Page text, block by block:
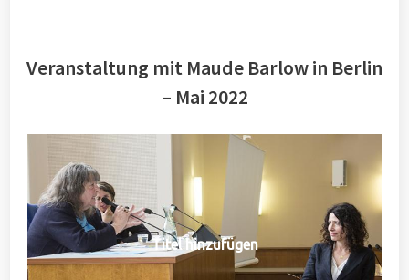
Veranstaltung mit Maude Barlow in Berlin
– Mai 2022
Titel hinzufügen